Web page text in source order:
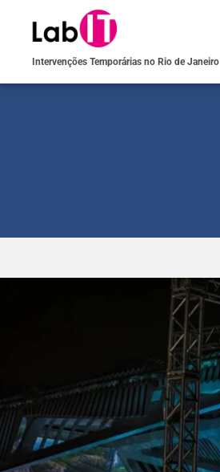
Intervenções Temporárias no Rio de Janeiro